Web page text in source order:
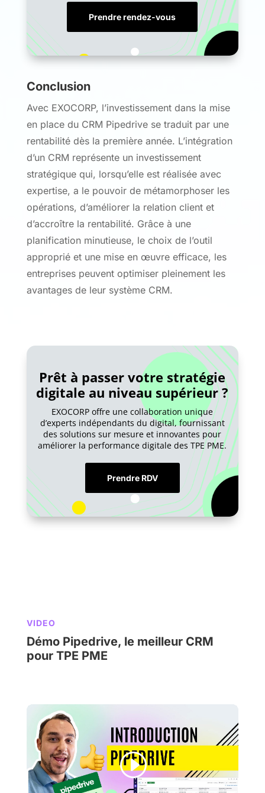
Prendre rendez-vous
Conclusion
Avec EXOCORP, l’investissement dans la mise
en place du CRM Pipedrive se traduit par une
rentabilité dès la première année. L’intégration
d’un CRM représente un investissement
stratégique qui, lorsqu’elle est réalisée avec
expertise, a le pouvoir de métamorphoser les
opérations, d’améliorer la relation client et
d’accroître la rentabilité. Grâce à une
planification minutieuse, le choix de l’outil
approprié et une mise en œuvre efficace, les
entreprises peuvent optimiser pleinement les
avantages de leur système CRM.
Prêt à passer votre stratégie
digitale au niveau supérieur ?
EXOCORP offre une collaboration unique
d’experts indépendants du digital, fournissant
des solutions sur mesure et innovantes pour
améliorer la performance digitale des TPE PME.
Prendre RDV
VIDEO
Démo Pipedrive, le meilleur CRM
pour TPE PME